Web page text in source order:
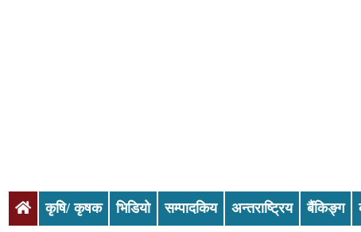
(current)
कृषि/ कृषक भिडियो सम्पादकिय अन्तराष्ट्रिय बैंकिङ्ग